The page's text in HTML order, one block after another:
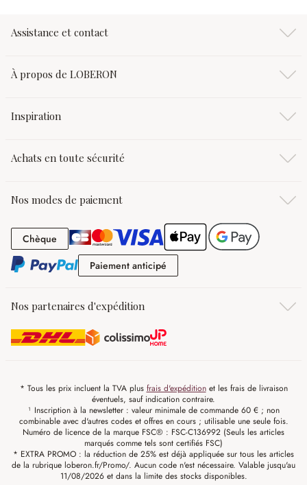
Assistance et contact
À propos de LOBERON
Inspiration
Achats en toute sécurité
Nos modes de paiement
Chèque Chèque
Paiement anticipé
Nos partenaires d'expédition
* Tous les prix incluent la TVA plus frais d'expéditionet les frais de livraison
éventuels, sauf indication contraire.
¹ Inscription à la newsletter : valeur minimale de commande 60 € ; non
combinable avec d'autres codes et offres en cours ; utilisable une seule fois.
Numéro de licence de la marque FSC® : FSC-C136992 (Seuls les articles
marqués comme tels sont certifiés FSC)
* EXTRA PROMO : la réduction de 25% est déjà appliquée sur tous les articles
de la rubrique loberon.fr/Promo/. Aucun code n'est nécessaire. Valable jusqu'au
11/08/2026 et dans la limite des stocks disponibles.